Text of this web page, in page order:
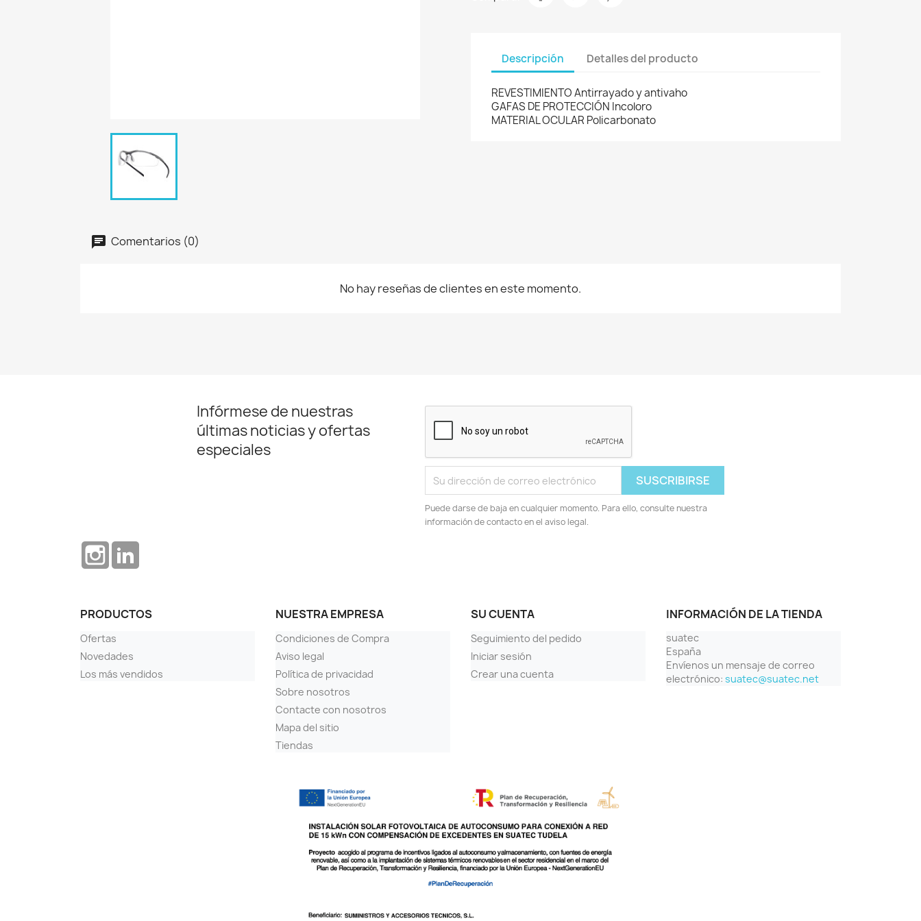
Descripción Detalles del producto
REVESTIMIENTO Antirrayado y antivaho
GAFAS DE PROTECCIÓN Incoloro
MATERIAL OCULAR Policarbonato
Comentarios (0)
No hay reseñas de clientes en este momento.
Infórmese de nuestras
últimas noticias y ofertas
especiales
Puede darse de baja en cualquier momento. Para ello, consulte nuestra
información de contacto en el aviso legal.
Instagram
PRODUCTOS
Ofertas
Novedades
Los más vendidos
NUESTRA EMPRESA
Condiciones de Compra
Aviso legal
Política de privacidad
Sobre nosotros
Contacte con nosotros
Mapa del sitio
Tiendas
SU CUENTA
Seguimiento del pedido
Iniciar sesión
Crear una cuenta
INFORMACIÓN DE LA TIENDA
suatec
España
Envíenos un mensaje de correo
electrónico: suatec@suatec.net